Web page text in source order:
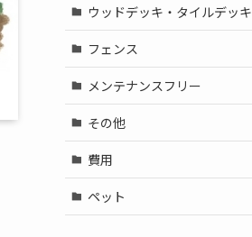
ウッドデッキ・タイルデッキ
フェンス
メンテナンスフリー
その他
費用
ペット